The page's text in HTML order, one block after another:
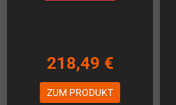
218,49 €
ZUM PRODUKT